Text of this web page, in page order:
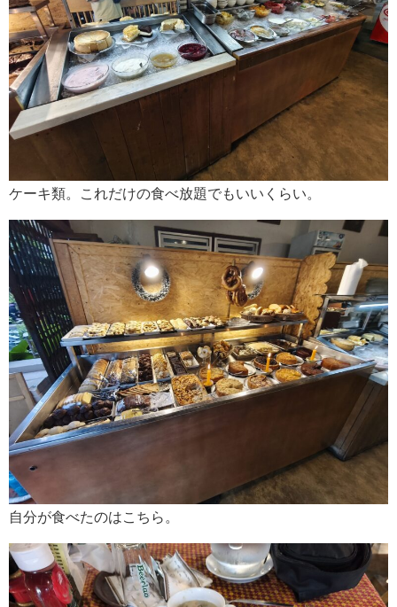
ケーキ類。これだけの食べ放題でもいいくらい。
自分が食べたのはこちら。